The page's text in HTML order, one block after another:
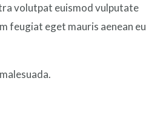
volutpat euismod vulputate
feugiat eget mauris aenean eu